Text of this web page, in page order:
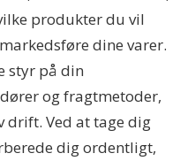
produkter du vil
dine varer.
styr på din
og fragtmetoder,
drift. Ved at tage dig
dig ordentligt,